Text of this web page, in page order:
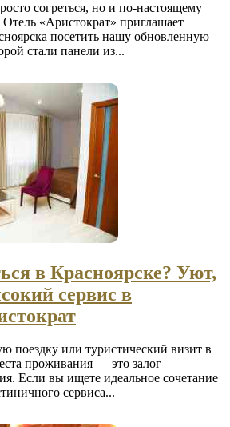
согреться, но и по-настоящему
Отель «Аристократ» приглашает
посетить нашу обновленную
стали панели из...
в Красноярске? Уют,
сервис в
поездку или туристический визит в
проживания — это залог
Если вы ищете идеальное сочетание
сервиса...